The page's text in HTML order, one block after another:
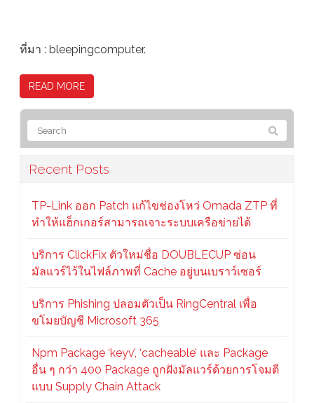
ที่มา : bleepingcomputer.
READ MORE
Recent Posts
TP-Link ออก Patch แก้ไขช่องโหว่ Omada ZTP ที่
ทำให้แฮ็กเกอร์สามารถเจาะระบบเครือข่ายได้
บริการ ClickFix ตัวใหม่ชื่อ DOUBLECUP ซ่อน
มัลแวร์ไว้ในไฟล์ภาพที่ Cache อยู่บนเบราว์เซอร์
บริการ Phishing ปลอมตัวเป็น RingCentral เพื่อ
ขโมยบัญชี Microsoft 365
Npm Package ‘keyv’, ‘cacheable’ และ Package
อื่น ๆ กว่า 400 Package ถูกฝังมัลแวร์ด้วยการโจมตี
แบบ Supply Chain Attack